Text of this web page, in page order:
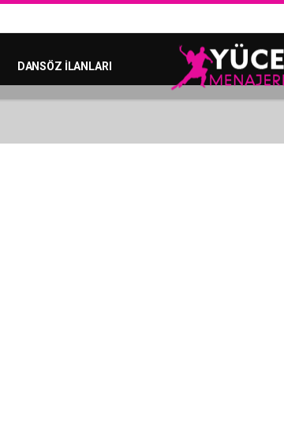
DANSÖZ İLANLARI